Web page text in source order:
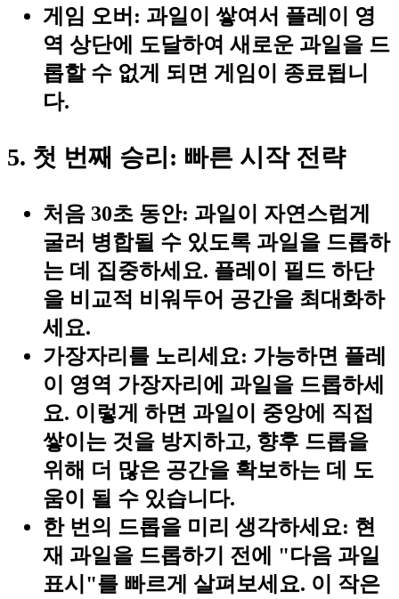
게임 오버: 과일이 쌓여서 플레이 영
역 상단에 도달하여 새로운 과일을 드
롭할 수 없게 되면 게임이 종료됩니
다.
5. 첫 번째 승리: 빠른 시작 전략
처음 30초 동안: 과일이 자연스럽게
굴러 병합될 수 있도록 과일을 드롭하
는 데 집중하세요. 플레이 필드 하단
을 비교적 비워두어 공간을 최대화하
세요.
가장자리를 노리세요: 가능하면 플레
이 영역 가장자리에 과일을 드롭하세
요. 이렇게 하면 과일이 중앙에 직접
쌓이는 것을 방지하고, 향후 드롭을
위해 더 많은 공간을 확보하는 데 도
움이 될 수 있습니다.
한 번의 드롭을 미리 생각하세요: 현
재 과일을 드롭하기 전에 "다음 과일
표시"를 빠르게 살펴보세요. 이 작은